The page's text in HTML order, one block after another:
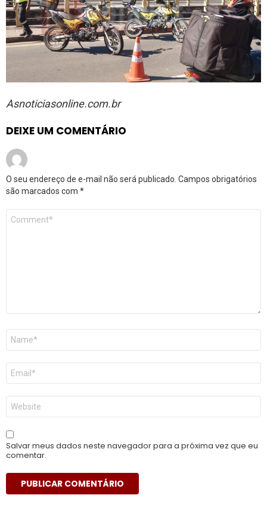
Asnoticiasonline.com.br
DEIXE UM COMENTÁRIO
O seu endereço de e-mail não será publicado. Campos obrigatórios
são marcados com *
Comentário
Nome
E-
mail
*
Site
Salvar meus dados neste navegador para a próxima vez que eu
comentar.